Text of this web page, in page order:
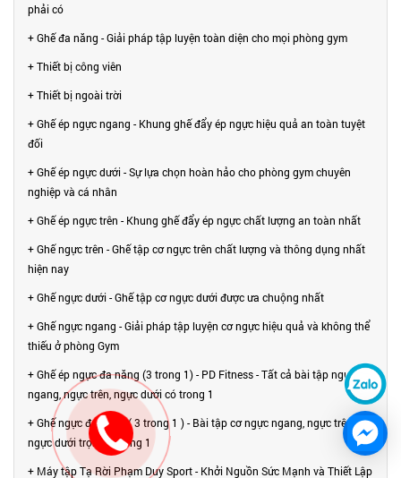
phải có
+ Ghế đa năng - Giải pháp tập luyện toàn diện cho mọi phòng gym
+ Thiết bị công viên
+ Thiết bị ngoài trời
+ Ghế ép ngực ngang - Khung ghế đẩy ép ngực hiệu quả an toàn tuyệt
đối
+ Ghế ép ngực dưới - Sự lựa chọn hoàn hảo cho phòng gym chuyên
nghiệp và cá nhân
+ Ghế ép ngực trên - Khung ghế đẩy ép ngực chất lượng an toàn nhất
+ Ghế ngực trên - Ghế tập cơ ngực trên chất lượng và thông dụng nhất
hiện nay
+ Ghế ngực dưới - Ghế tập cơ ngực dưới được ưa chuộng nhất
+ Ghế ngực ngang - Giải pháp tập luyện cơ ngực hiệu quả và không thể
thiếu ở phòng Gym
+ Ghế ép ngực đa năng (3 trong 1) - PD Fitness - Tất cả bài tập ngực
ngang, ngực trên, ngực dưới có trong 1
+ Ghế ngực đa năng ( 3 trong 1 ) - Bài tập cơ ngực ngang, ngực trên,
ngực dưới trọn bộ trong 1
+ Máy tập Tạ Rời Phạm Duy Sport - Khởi Nguồn Sức Mạnh và Thiết Lập